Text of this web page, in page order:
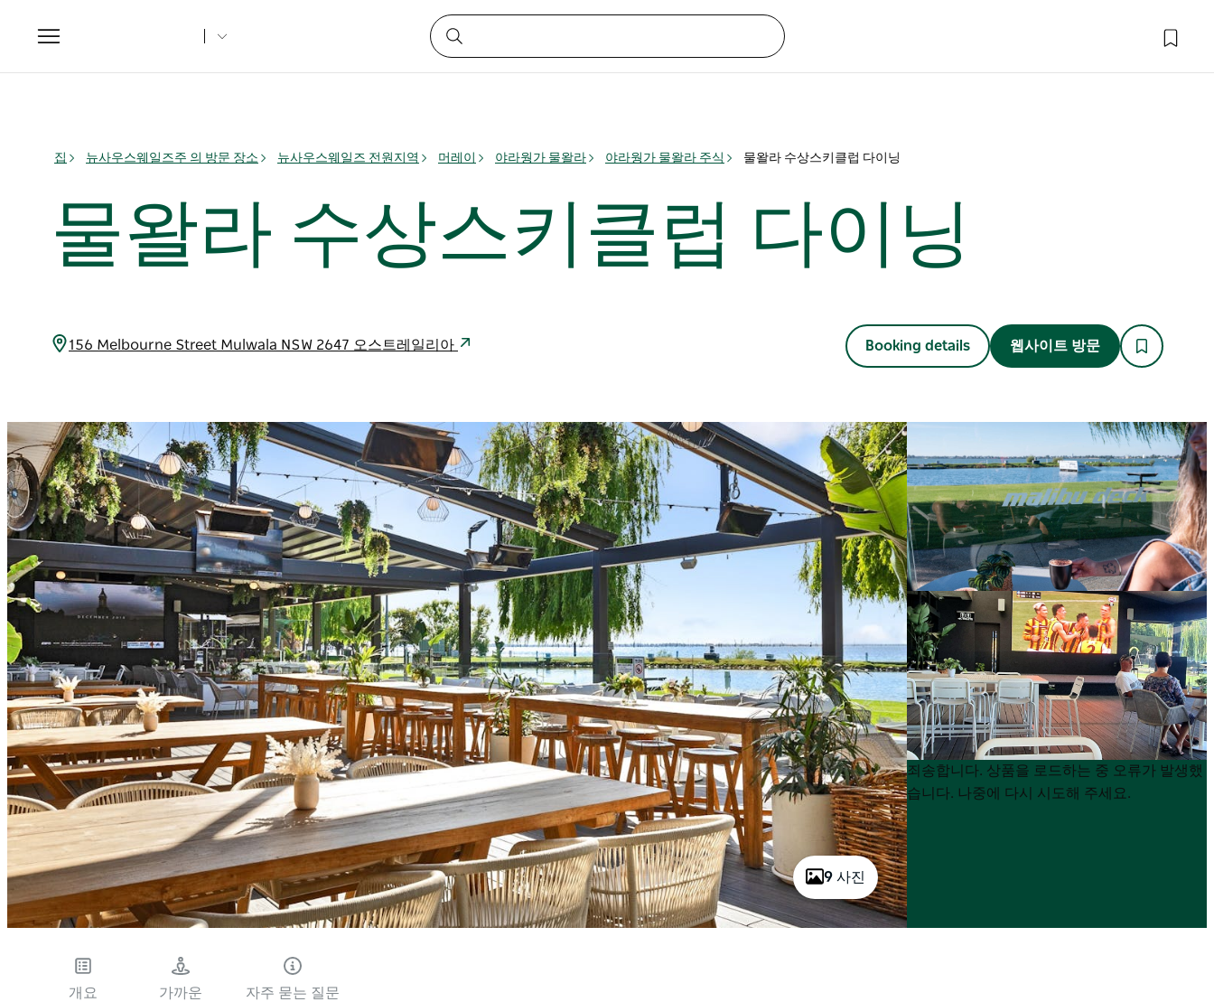
Toggle
navigation
집 뉴사우스웨일즈주 의 방문 장소 뉴사우스웨일즈 전원지역 머레이 야라웡가 물왈라 야라웡가 물왈라 주식 물왈라 수상스키클럽 다이닝
물왈라 수상스키클럽 다이닝
156 Melbourne Street Mulwala NSW 2647 오스트레일리아 Booking details 웹사이트 방문
9 사진
Product
List
Product
List
죄송합니다. 상품을 로드하는 중 오류가 발생했
습니다. 나중에 다시 시도해 주세요.
개요 가까운 자주 묻는 질문